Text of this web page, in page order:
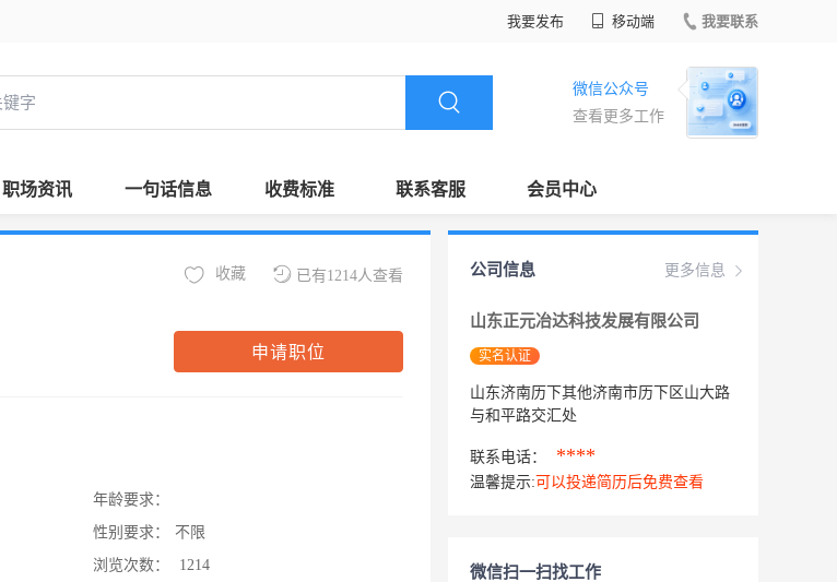
我要发布 移动端 我要联系
微信公众号
查看更多工作
职场资讯 一句话信息 收费标准 联系客服 会员中心
已有1214人查看
收藏
申请职位
年龄要求：
性别要求：
不限
浏览次数：
1214
更多信息
公司信息
山东正元冶达科技发展有限公司
实名认证
山东济南历下其他济南市历下区山大路
与和平路交汇处
联系电话： ****
温馨提示: 可以投递简历后免费查看
微信扫一扫找工作